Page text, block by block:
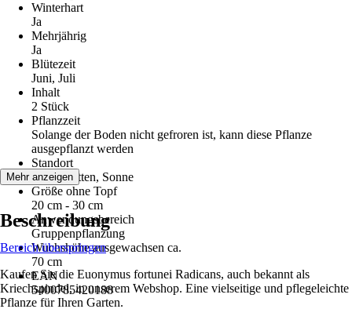
Winterhart
Ja
Mehrjährig
Ja
Blütezeit
Juni, Juli
Inhalt
2 Stück
Pflanzzeit
Solange der Boden nicht gefroren ist, kann diese Pflanze
ausgepflanzt werden
Standort
Halbschatten, Sonne
Größe ohne Topf
20 cm - 30 cm
Anwendungsbereich
Gruppenpflanzung
Wuchshöhe ausgewachsen ca.
70 cm
EAN
5400785420188
Mehr anzeigen
Beschreibung
Bereich überspringen
Kaufen Sie die Euonymus fortunei Radicans, auch bekannt als
Kriechspindel, in unserem Webshop. Eine vielseitige und pflegeleichte
Pflanze für Ihren Garten.